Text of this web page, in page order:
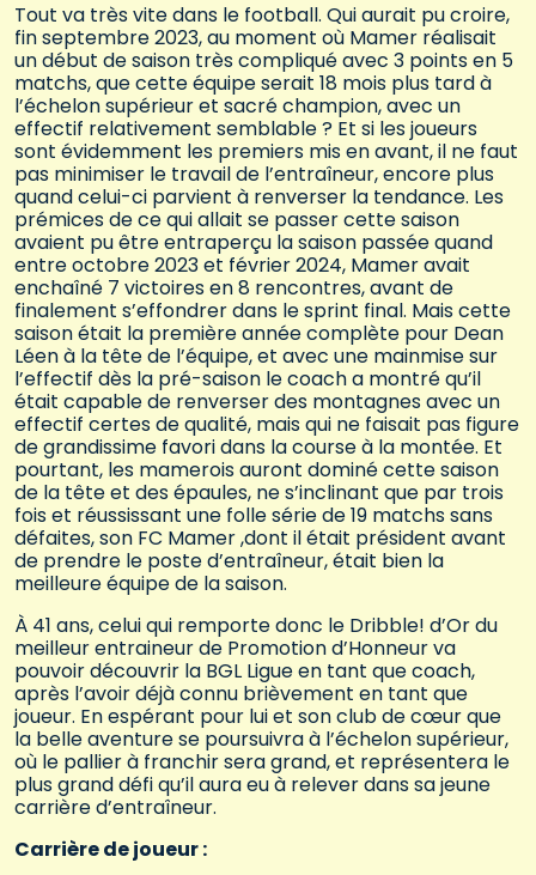
Tout va très vite dans le football. Qui aurait pu croire,
fin septembre 2023, au moment où Mamer réalisait
un début de saison très compliqué avec 3 points en 5
matchs, que cette équipe serait 18 mois plus tard à
l’échelon supérieur et sacré champion, avec un
effectif relativement semblable ? Et si les joueurs
sont évidemment les premiers mis en avant, il ne faut
pas minimiser le travail de l’entraîneur, encore plus
quand celui-ci parvient à renverser la tendance. Les
prémices de ce qui allait se passer cette saison
avaient pu être entraperçu la saison passée quand
entre octobre 2023 et février 2024, Mamer avait
enchaîné 7 victoires en 8 rencontres, avant de
finalement s’effondrer dans le sprint final. Mais cette
saison était la première année complète pour Dean
Léen à la tête de l’équipe, et avec une mainmise sur
l’effectif dès la pré-saison le coach a montré qu’il
était capable de renverser des montagnes avec un
effectif certes de qualité, mais qui ne faisait pas figure
de grandissime favori dans la course à la montée. Et
pourtant, les mamerois auront dominé cette saison
de la tête et des épaules, ne s’inclinant que par trois
fois et réussissant une folle série de 19 matchs sans
défaites, son FC Mamer ,dont il était président avant
de prendre le poste d’entraîneur, était bien la
meilleure équipe de la saison.
À 41 ans, celui qui remporte donc le Dribble! d’Or du
meilleur entraineur de Promotion d’Honneur va
pouvoir découvrir la BGL Ligue en tant que coach,
après l’avoir déjà connu brièvement en tant que
joueur. En espérant pour lui et son club de cœur que
la belle aventure se poursuivra à l’échelon supérieur,
où le pallier à franchir sera grand, et représentera le
plus grand défi qu’il aura eu à relever dans sa jeune
carrière d’entraîneur.
Carrière de joueur :